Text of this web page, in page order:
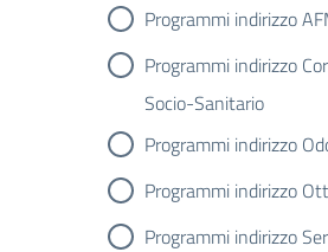
Programmi indirizzo
Programmi indirizzo
Socio-Sanitario
Programmi indirizzo
Programmi indirizzo
Programmi indirizzo